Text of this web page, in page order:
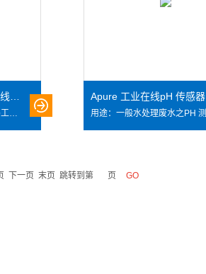
型号：【溶解氧传感器】Apure工业在线溶氧电极 KB-208
Apure 工业在线pH 传感器
下一页 末页 跳转到第 页